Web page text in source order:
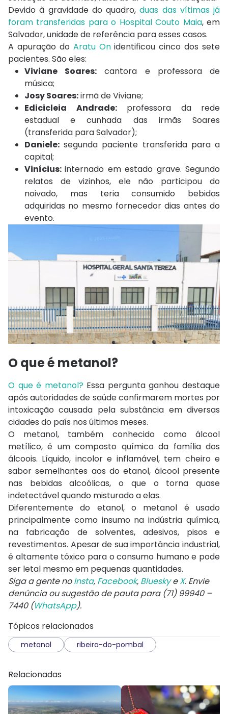
Devido à gravidade do quadro, duas das vítimas já
foram transferidas para o Hospital Couto Maia, em
Salvador, unidade de referência para esses casos.
A apuração do Aratu Onidentificou cinco dos sete
pacientes. São eles:
Viviane Soares: cantora e professora de
música;
Josy Soares:irmã de Viviane;
Edicicleia Andrade:professora da rede
estadual e cunhada das irmãs Soares
(transferida para Salvador);
Daniele: segunda paciente transferida para a
capital;
Vinícius:internado em estado grave. Segundo
relatos de vizinhos, ele não participou do
noivado, mas teria consumido bebidas
adquiridas no mesmo fornecedor dias antes do
evento.
O que é metanol?
O que é metanol? Essa pergunta ganhou destaque
após autoridades de saúde confirmarem mortes por
intoxicação causada pela substância em diversas
cidades do país nos últimos meses.
O metanol, também conhecido como álcool
metílico, é um composto químico da família dos
álcoois. Líquido, incolor e inflamável, tem cheiro e
sabor semelhantes aos do etanol, álcool presente
nas bebidas alcoólicas, o que o torna quase
indetectável quando misturado a elas.
Diferentemente do etanol, o metanol é usado
principalmente como insumo na indústria química,
na fabricação de solventes, adesivos, pisos e
revestimentos. Apesar de sua importância industrial,
é altamente tóxico para o consumo humano e pode
ser letal mesmo em pequenas quantidades.
Siga a gente noInsta, Facebook, BlueskyeX. Envie
denúncia ou sugestão de pauta para (71) 99940 –
7440 (WhatsApp).
Tópicos relacionados
metanol ribeira-do-pombal
Relacionadas